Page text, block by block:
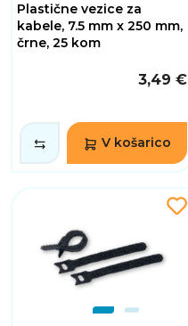
Plastične vezice za
kabele, 7.5 mm x 250 mm,
črne, 25 kom
3,49 €
V košarico